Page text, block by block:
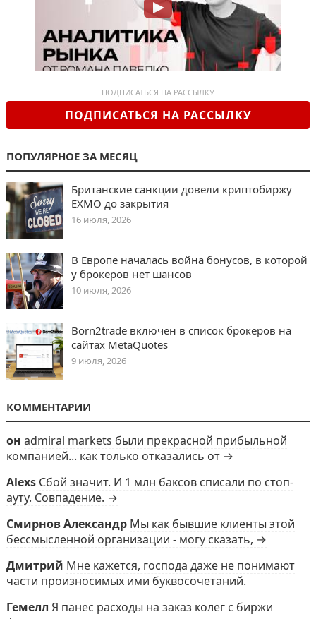
ПОДПИСАТЬСЯ НА РАССЫЛКУ
ПОДПИСАТЬСЯ НА РАССЫЛКУ
ПОПУЛЯРНОЕ ЗА МЕСЯЦ
Британские санкции довели криптобиржу
EXMO до закрытия
16 июля, 2026
В Европе началась война бонусов, в которой
у брокеров нет шансов
10 июля, 2026
Born2trade включен в список брокеров на
сайтах MetaQuotes
9 июля, 2026
КОММЕНТАРИИ
он admiral markets были прекрасной прибыльной
компанией... как только отказались от →
Alexs Сбой значит. И 1 млн баксов списали по стоп-
ауту. Совпадение. →
Смирнов Александр Мы как бывшие клиенты этой
бессмысленной организации - могу сказать, →
Дмитрий Мне кажется, господа даже не понимают
части произносимых ими буквосочетаний.
Гемелл Я панес расходы на заказ колег с биржи